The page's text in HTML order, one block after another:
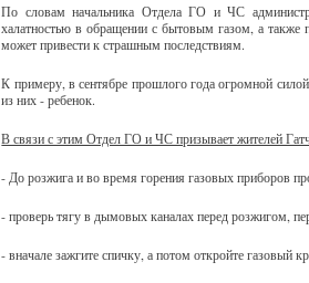
По словам начальника Отдела ГО и ЧС
халатностью в обращении с бытовым газом, а также
может привести к страшным последствиям.
К примеру, в сентябре прошлого года огромной
из них - ребенок.
В связи с этим Отдел ГО и ЧС призывает жителей
- До розжига и во время горения газовых приборов
- проверь тягу в дымовых каналах перед розжигом,
- вначале зажгите спичку, а потом откройте газовый